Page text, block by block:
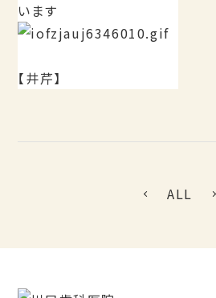
います
【井芹】
ALL